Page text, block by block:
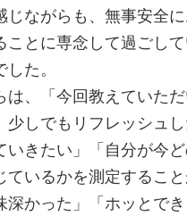
じながらも、無事安全
ことに専念して過ごし
た。
は、「今回教えていた
少しでもリフレッシュ
いきたい」「自分が今
ているかを測定するこ
深かった」「ホッとで